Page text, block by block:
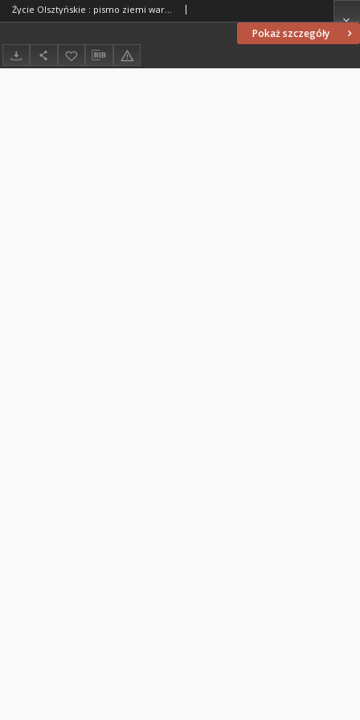
Pokaż szczegóły
Życie Olsztyńskie : pismo ziemi warmińsko-mazurskiej, 1952, nr 108